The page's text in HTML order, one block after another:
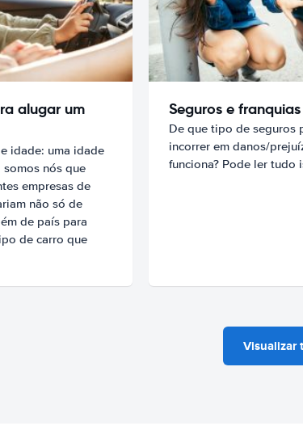
alugar um
idade: uma idade
somos nós que
empresas de
não só de
de país para
de carro que
Seguros e franquias
De que tipo de seguros
incorrer em danos/
funciona? Pode ler tudo
Visualizar